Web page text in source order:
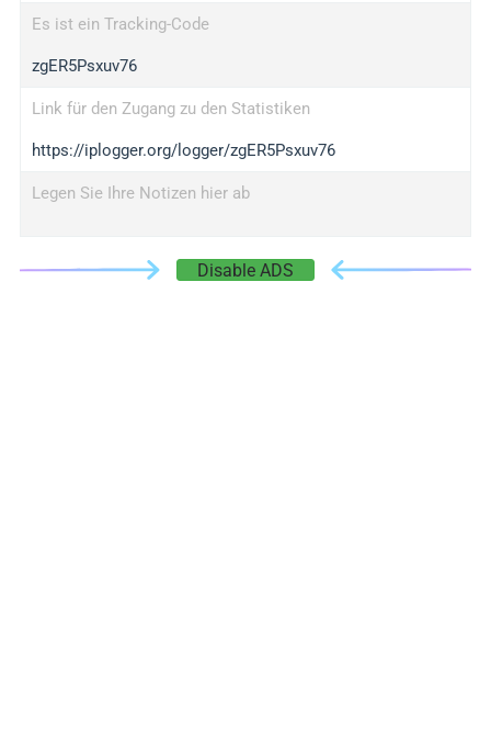
Es ist ein Tracking-Code
zgER5Psxuv76
Link für den Zugang zu den Statistiken
https://iplogger.org/logger/zgER5Psxuv76
Legen Sie Ihre Notizen hier ab
Disable ADS